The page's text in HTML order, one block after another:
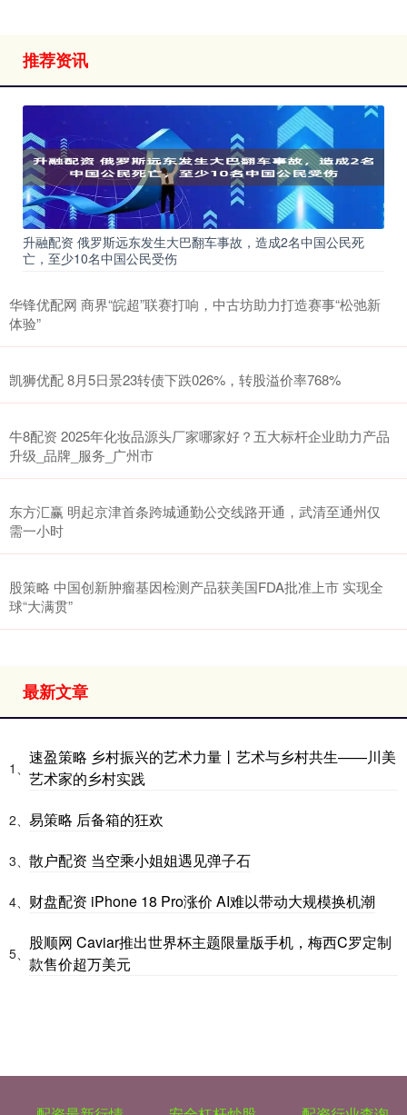
推荐资讯
升融配资 俄罗斯远东发生大巴翻车事故，造成2名中国公民死
亡，至少10名中国公民受伤
华锋优配网 商界“皖超”联赛打响，中古坊助力打造赛事“松弛新
体验”
凯狮优配 8月5日景23转债下跌026%，转股溢价率768%
牛8配资 2025年化妆品源头厂家哪家好？五大标杆企业助力产品
升级_品牌_服务_广州市
东方汇赢 明起京津首条跨城通勤公交线路开通，武清至通州仅
需一小时
股策略 中国创新肿瘤基因检测产品获美国FDA批准上市 实现全
球“大满贯”
最新文章
1、
速盈策略 乡村振兴的艺术力量丨艺术与乡村共生——川美
艺术家的乡村实践
2、 易策略 后备箱的狂欢
3、 散户配资 当空乘小姐姐遇见弹子石
4、 财盘配资 iPhone 18 Pro涨价 AI难以带动大规模换机潮
5、
股顺网 Caviar推出世界杯主题限量版手机，梅西C罗定制
款售价超万美元